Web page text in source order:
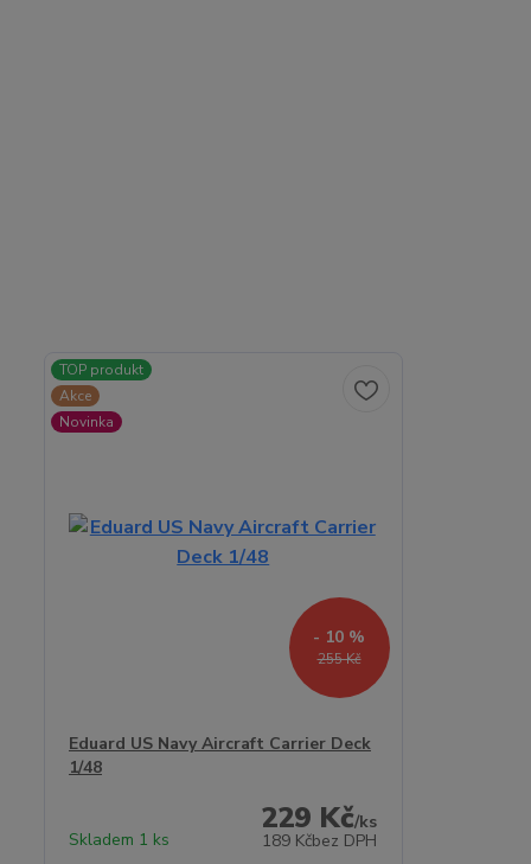
TOP produkt
Akce
Novinka
255 Kč
- 10 %
Eduard US Navy Aircraft Carrier Deck
1/48
229 Kč/ks
189 Kčbez DPH
Skladem 1 ks